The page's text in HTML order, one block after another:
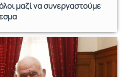
μαζί να συνεργαστούμε